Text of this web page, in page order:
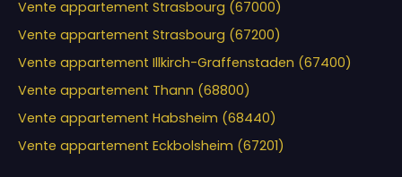
Vente appartement Strasbourg (67000)
Vente appartement Strasbourg (67200)
Vente appartement Illkirch-Graffenstaden (67400)
Vente appartement Thann (68800)
Vente appartement Habsheim (68440)
Vente appartement Eckbolsheim (67201)